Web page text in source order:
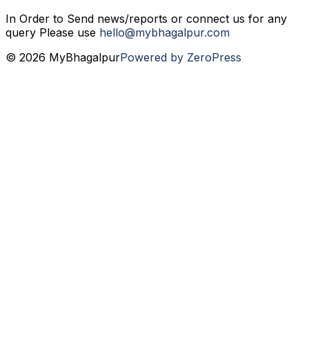
In Order to Send news/reports or connect us for any
query Please use hello@mybhagalpur.com
© 2026 MyBhagalpurPowered by ZeroPress